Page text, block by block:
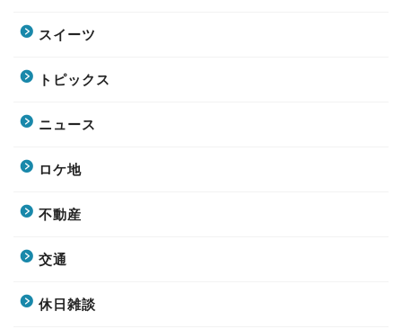
スイーツ
トピックス
ニュース
ロケ地
不動産
交通
休日雑談